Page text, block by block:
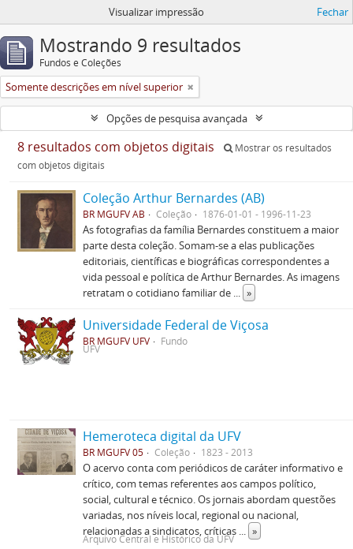
Visualizar impressão Fechar
Mostrando 9 resultados
Fundos e Coleções
Somente descrições em nível superior
Opções de pesquisa avançada
8 resultados com objetos digitais
Mostrar os resultados
com objetos digitais
Coleção Arthur Bernardes (AB)
BR MGUFV AB Coleção 1876-01-01 - 1996-11-23
As fotografias da família Bernardes constituem a maior
parte desta coleção. Somam-se a elas publicações
editoriais, científicas e biográficas correspondentes a
vida pessoal e política de Arthur Bernardes. As imagens
retratam o cotidiano familiar de ... »
Universidade Federal de Viçosa
BR MGUFV UFV Fundo
UFV
Hemeroteca digital da UFV
BR MGUFV 05 Coleção 1823 - 2013
O acervo conta com periódicos de caráter informativo e
crítico, com temas referentes aos campos político,
social, cultural e técnico. Os jornais abordam questões
variadas, nos níveis local, regional ou nacional,
relacionadas a sindicatos, críticas ... »
Arquivo Central e Histórico da UFV